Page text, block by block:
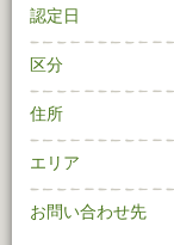
認定日
区分
住所
エリア
お問い合わせ先